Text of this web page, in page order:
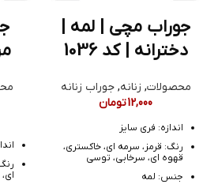
جوراب مچی | لمه |
دخترانه | کد 1036
محصولات, زنانه,جوراب زنانه
12,000تومان
اندازه: فری سایز
رنگ: قرمز، سرمه ای، خاکستری،
قهوه ای، سرخابی، توسی
جنس: لمه